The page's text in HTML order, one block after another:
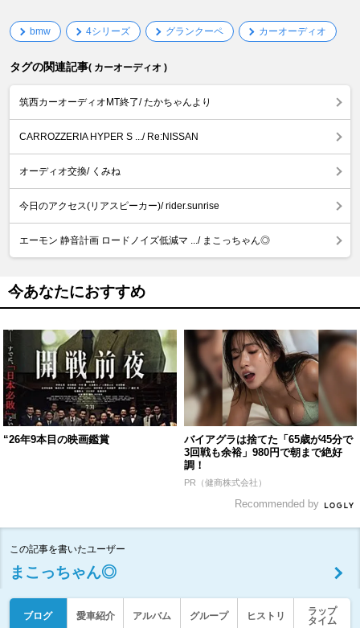
bmw 4シリーズ グランクーペ カーオーディオ
タグの関連記事( カーオーディオ )
筑西カーオーディオMT終了/ たかちゃんより
CARROZZERIA HYPER S .../ Re:NISSAN
オーディオ交換/ くみね
今日のアクセス(リアスピーカー)/ rider.sunrise
エーモン 静音計画 ロードノイズ低減マ .../ まこっちゃん◎
今あなたにおすすめ
“26年9本目の映画鑑賞
バイアグラは捨てた「65歳が45分で
3回戦も余裕」980円で朝まで絶好
調！
PR（健商株式会社）
Recommended by
この記事を書いたユーザー
まこっちゃん◎
ブログ 愛車紹介 アルバム グループ ヒストリ
ラップ
タイム